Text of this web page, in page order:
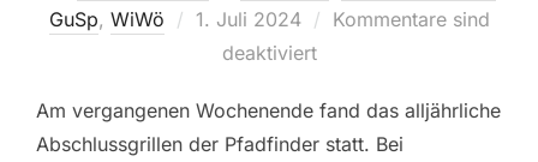
GuSp, WiWö
Veröffentlicht
1. Juli 2024
Kommentare sind
deaktiviert
Am vergangenen Wochenende fand das alljährliche
Abschlussgrillen der Pfadfinder statt. Bei